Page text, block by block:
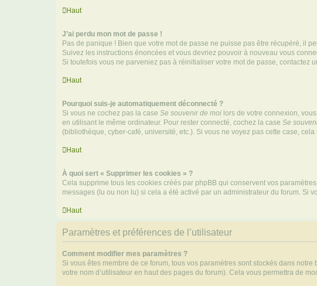
Haut
J’ai perdu mon mot de passe !
Pas de panique ! Bien que votre mot de passe ne puisse pas être récupéré, il
Suivez les instructions énoncées et vous devriez pouvoir à nouveau vous
Si toutefois vous ne parveniez pas à réinitialiser votre mot de passe, contactez
Haut
Pourquoi suis-je automatiquement déconnecté ?
Si vous ne cochez pas la case Se souvenir de moi lors de votre connexion,
en utilisant le même ordinateur. Pour rester connecté, cochez la case Se
(bibliothèque, cyber-café, université, etc.). Si vous ne voyez pas cette case,
Haut
À quoi sert « Supprimer les cookies » ?
Cela supprime tous les cookies créés par phpBB qui conservent vos
messages (lu ou non lu) si cela a été activé par un administrateur du forum.
Haut
Paramètres et préférences de l’utilisateur
Comment modifier mes paramètres ?
Si vous êtes membre de ce forum, tous vos paramètres sont stockés dans
votre nom d’utilisateur en haut des pages du forum). Cela vous permettra de